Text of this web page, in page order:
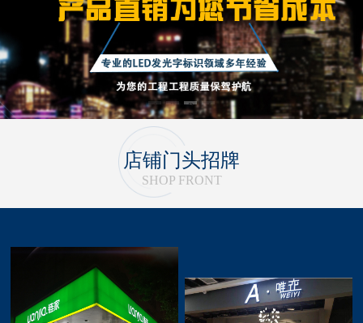
1 2 3 4
店铺门头招牌
SHOP FRONT